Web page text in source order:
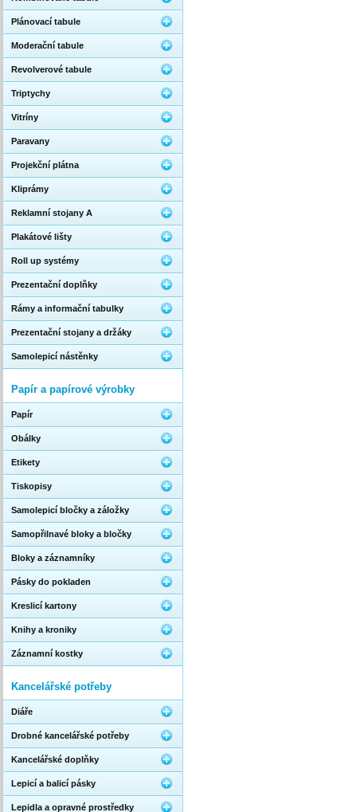
Plánovací tabule
Moderační tabule
Revolverové tabule
Triptychy
Vitríny
Paravany
Projekční plátna
Kliprámy
Reklamní stojany A
Plakátové lišty
Roll up systémy
Prezentační doplňky
Rámy a informační tabulky
Prezentační stojany a držáky
Samolepicí nástěnky
Papír a papírové výrobky
Papír
Obálky
Etikety
Tiskopisy
Samolepicí bločky a záložky
Samopřilnavé bloky a bločky
Bloky a záznamníky
Pásky do pokladen
Kreslicí kartony
Knihy a kroniky
Záznamní kostky
Kancelářské potřeby
Diáře
Drobné kancelářské potřeby
Kancelářské doplňky
Lepicí a balicí pásky
Lepidla a opravné prostředky